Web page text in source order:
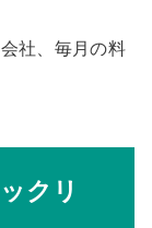
社、毎月の料
クリ